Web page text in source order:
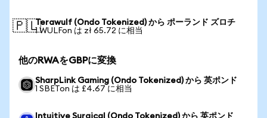
🇵🇱Terawulf (Ondo Tokenized) から ポーランド ズロチ
1 WULFon は zł 65.72 に相当
他のRWAをGBPに変換
SharpLink Gaming (Ondo Tokenized) から 英ポンド
1 SBETon は £4.67 に相当
Intuitive Surgical (Ondo Tokenized) から 英ポンド